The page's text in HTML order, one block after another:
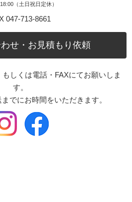
（土日祝日定休）
047-713-8661
せ・お見積もり依頼
しくは電話・FAXにてお願いしま
す。
でにお時間をいただきます。